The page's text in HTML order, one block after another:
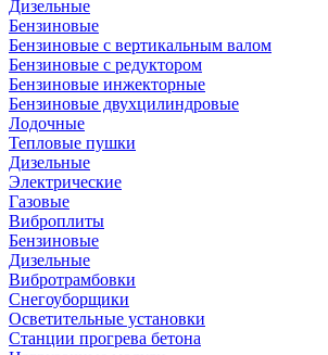
Дизельные
Бензиновые
Бензиновые с вертикальным валом
Бензиновые с редуктором
Бензиновые инжекторные
Бензиновые двухцилиндровые
Лодочные
Тепловые пушки
Дизельные
Электрические
Газовые
Виброплиты
Бензиновые
Дизельные
Вибротрамбовки
Снегоуборщики
Осветительные установки
Станции прогрева бетона